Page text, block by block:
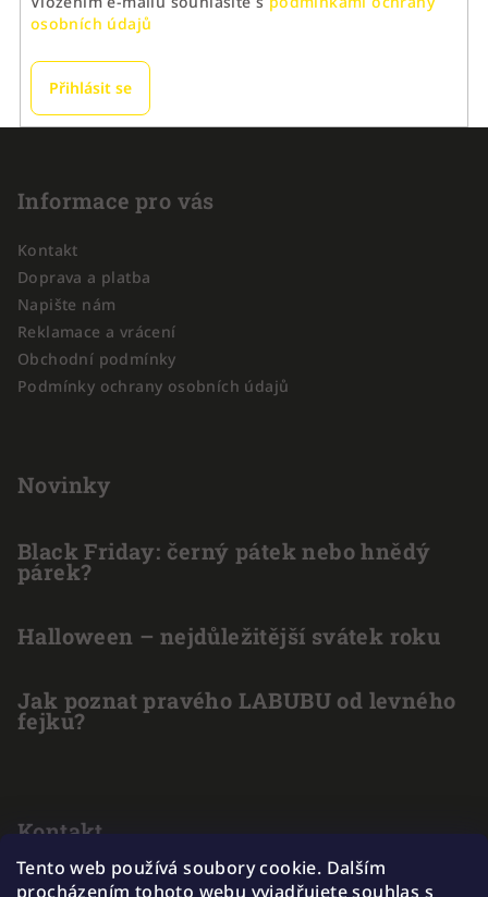
Tento web používá soubory cookie. Dalším
procházením tohoto webu vyjadřujete souhlas s
osobních údajů
Přihlásit se
Informace pro vás
Kontakt
Doprava a platba
Napište nám
Reklamace a vrácení
Obchodní podmínky
Podmínky ochrany osobních údajů
Novinky
Black Friday: černý pátek nebo hnědý
párek?
Halloween – nejdůležitější svátek roku
Jak poznat pravého LABUBU od levného
fejku?
Kontakt
info@ outlet-hracek.cz